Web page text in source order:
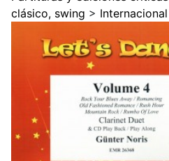
clásico, swing > Internacional